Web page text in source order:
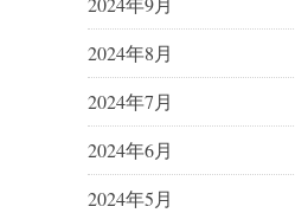
2024年8月
2024年7月
2024年6月
2024年5月